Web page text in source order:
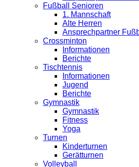
Fußball Senioren
1. Mannschaft
Alte Herren
Ansprechpartner
Crossminton
Informationen
Berichte
Tischtennis
Informationen
Jugend
Berichte
Gymnastik
Gymnastik
Fitness
Yoga
Turnen
Kinderturnen
Gerätturnen
Volleyball